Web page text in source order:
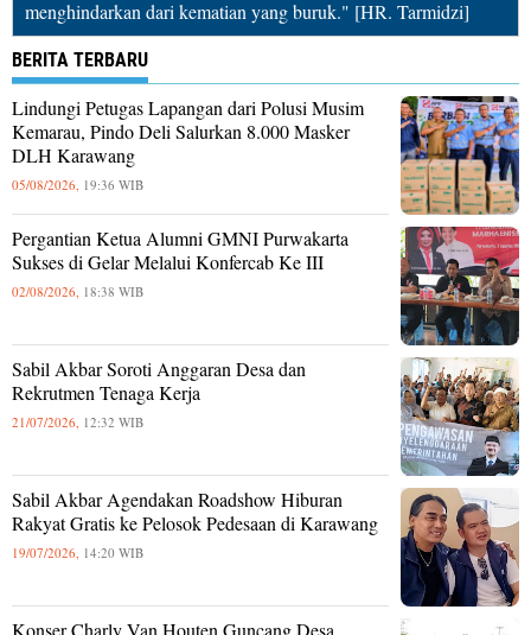
menghindarkan dari kematian yang buruk." [HR. Tarmidzi]
BERITA TERBARU
Lindungi Petugas Lapangan dari Polusi Musim
Kemarau, Pindo Deli Salurkan 8.000 Masker
DLH Karawang
05/08/2026, 19:36 WIB
Pergantian Ketua Alumni GMNI Purwakarta
Sukses di Gelar Melalui Konfercab Ke III
02/08/2026, 18:38 WIB
Sabil Akbar Soroti Anggaran Desa dan
Rekrutmen Tenaga Kerja
21/07/2026, 12:32 WIB
Sabil Akbar Agendakan Roadshow Hiburan
Rakyat Gratis ke Pelosok Pedesaan di Karawang
19/07/2026, 14:20 WIB
Konser Charly Van Houten Guncang Desa